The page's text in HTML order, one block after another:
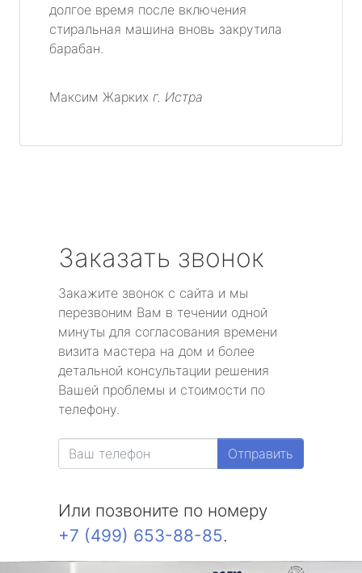
долгое время после включения
стиральная машина вновь закрутила
барабан.
Максим Жарких г. Истра
Заказать звонок
Закажите звонок с сайта и мы
перезвоним Вам в течении одной
минуты для согласования времени
визита мастера на дом и более
детальной консультации решения
Вашей проблемы и стоимости по
телефону.
Отправить
Или позвоните по номеру
+7 (499) 653-88-85.